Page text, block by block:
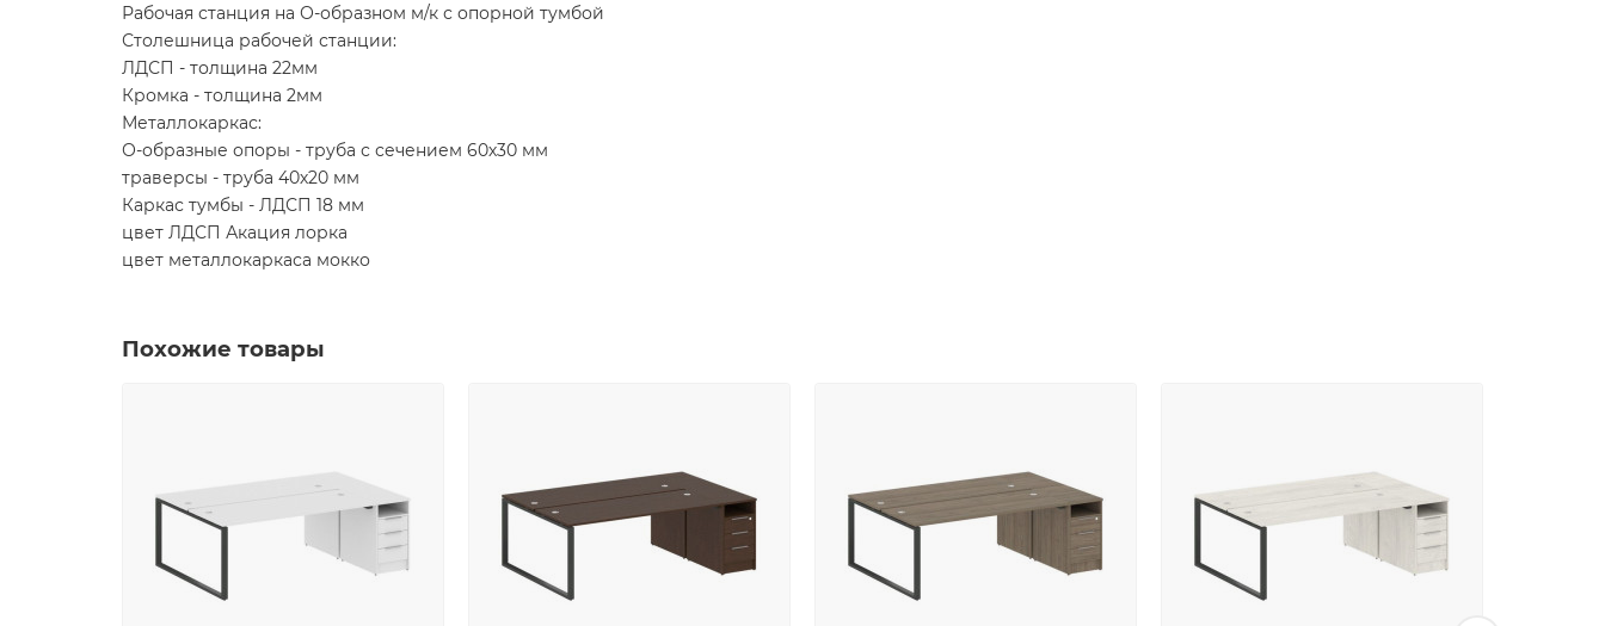
Рабочая станция на О-образном м/к с опорной тумбой
Столешница рабочей станции:
ЛДСП - толщина 22мм
Кромка - толщина 2мм
Металлокаркас:
О-образные опоры - труба с сечением 60х30 мм
траверсы - труба 40х20 мм
Каркас тумбы - ЛДСП 18 мм
цвет ЛДСП Акация лорка
цвет металлокаркаса мокко
Похожие товары